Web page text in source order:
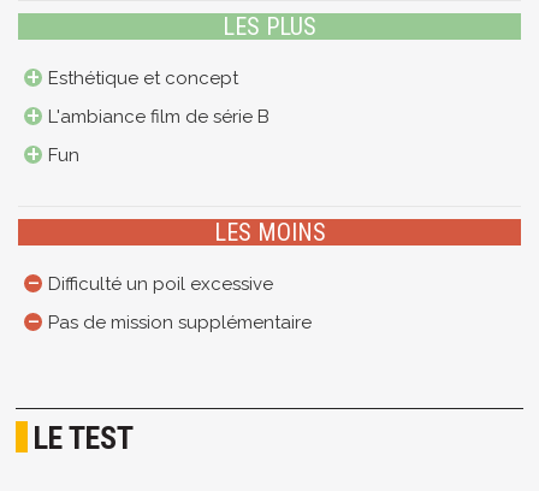
LES PLUS
Esthétique et concept
L'ambiance film de série B
Fun
LES MOINS
Difficulté un poil excessive
Pas de mission supplémentaire
LE TEST